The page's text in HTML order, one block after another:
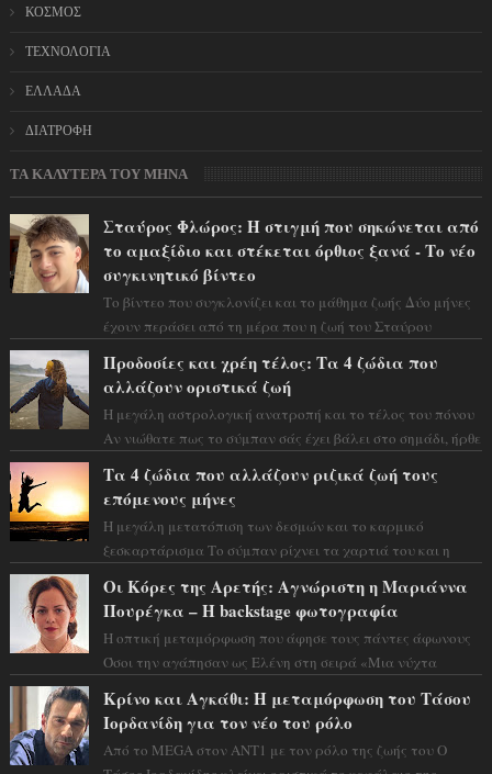
ΚΟΣΜΟΣ
ΤΕΧΝΟΛΟΓΙΑ
ΕΛΛΑΔΑ
ΔΙΑΤΡΟΦΗ
ΤΑ ΚΑΛΥΤΕΡΑ ΤΟΥ ΜΗΝΑ
Σταύρος Φλώρος: Η στιγμή που σηκώνεται από
το αμαξίδιο και στέκεται όρθιος ξανά - Το νέο
συγκινητικό βίντεο
Το βίντεο που συγκλονίζει και το μάθημα ζωής Δύο μήνες
έχουν περάσει από τη μέρα που η ζωή του Σταύρου
Προδοσίες και χρέη τέλος: Τα 4 ζώδια που
αλλάζουν οριστικά ζωή
Η μεγάλη αστρολογική ανατροπή και το τέλος του πόνου
Αν νιώθατε πως το σύμπαν σάς έχει βάλει στο σημάδι, ήρθε
Τα 4 ζώδια που αλλάζουν ριζικά ζωή τους
επόμενους μήνες
Η μεγάλη μετατόπιση των δεσμών και το καρμικό
ξεσκαρτάρισμα Το σύμπαν ρίχνει τα χαρτιά του και η
Οι Κόρες της Αρετής: Αγνώριστη η Μαριάννα
Πουρέγκα – H backstage φωτογραφία
Η οπτική μεταμόρφωση που άφησε τους πάντες άφωνους
Όσοι την αγάπησαν ως Ελένη στη σειρά «Μια νύχτα
Κρίνο και Αγκάθι: Η μεταμόρφωση του Τάσου
Ιορδανίδη για τον νέο του ρόλο
Από το MEGA στον ΑΝΤ1 με τον ρόλο της ζωής του Ο